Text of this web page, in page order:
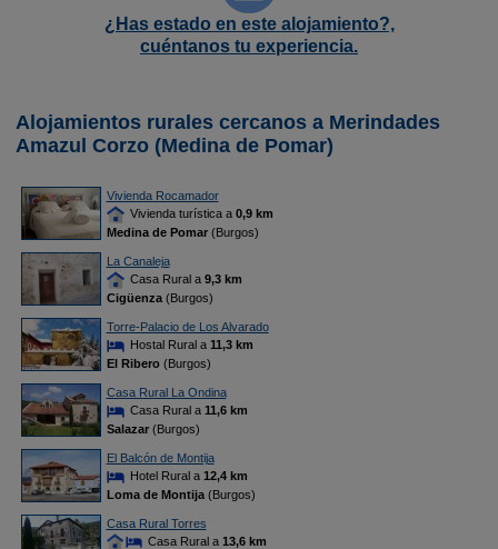
¿Has estado en este alojamiento?,
cuéntanos tu experiencia.
Alojamientos rurales cercanos a Merindades
Amazul Corzo (Medina de Pomar)
Vivienda Rocamador
Vivienda turística a 0,9 km
Medina de Pomar(Burgos)
La Canaleja
Casa Rural a 9,3 km
Cigüenza(Burgos)
Torre-Palacio de Los Alvarado
Hostal Rural a 11,3 km
El Ribero(Burgos)
Casa Rural La Ondina
Casa Rural a 11,6 km
Salazar(Burgos)
El Balcón de Montija
Hotel Rural a 12,4 km
Loma de Montija(Burgos)
Casa Rural Torres
Casa Rural a 13,6 km